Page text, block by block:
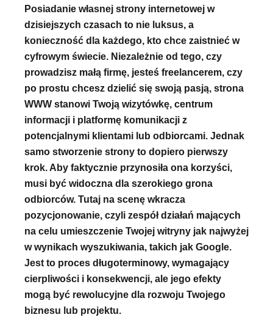
Posiadanie własnej strony internetowej w
dzisiejszych czasach to nie luksus, a
konieczność dla każdego, kto chce zaistnieć w
cyfrowym świecie. Niezależnie od tego, czy
prowadzisz małą firmę, jesteś freelancerem, czy
po prostu chcesz dzielić się swoją pasją, strona
WWW stanowi Twoją wizytówkę, centrum
informacji i platformę komunikacji z
potencjalnymi klientami lub odbiorcami. Jednak
samo stworzenie strony to dopiero pierwszy
krok. Aby faktycznie przynosiła ona korzyści,
musi być widoczna dla szerokiego grona
odbiorców. Tutaj na scenę wkracza
pozycjonowanie, czyli zespół działań mających
na celu umieszczenie Twojej witryny jak najwyżej
w wynikach wyszukiwania, takich jak Google.
Jest to proces długoterminowy, wymagający
cierpliwości i konsekwencji, ale jego efekty
mogą być rewolucyjne dla rozwoju Twojego
biznesu lub projektu.